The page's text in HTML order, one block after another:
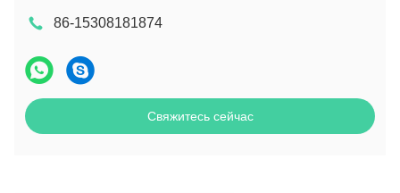
86-15308181874
Свяжитесь сейчас